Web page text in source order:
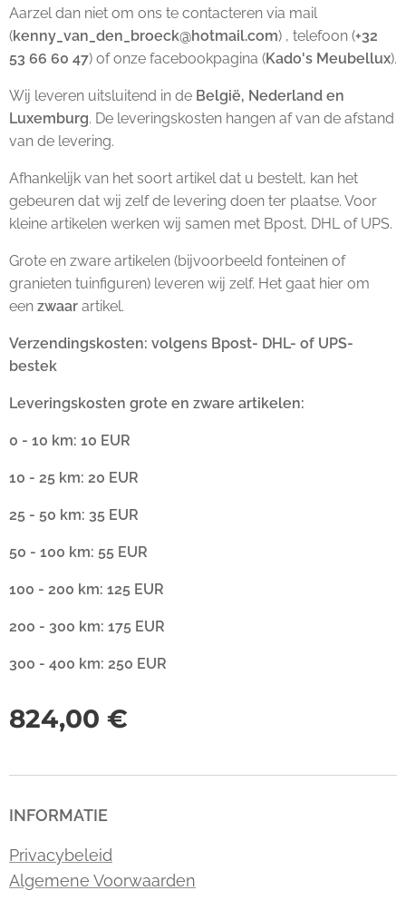
Aarzel dan niet om ons te contacteren via mail
(kenny_van_den_broeck@hotmail.com) , telefoon (+32
53 66 60 47) of onze facebookpagina (Kado's Meubellux).
Wij leveren uitsluitend in de België, Nederland en
Luxemburg. De leveringskosten hangen af van de afstand
van de levering.
Afhankelijk van het soort artikel dat u bestelt, kan het
gebeuren dat wij zelf de levering doen ter plaatse. Voor
kleine artikelen werken wij samen met Bpost, DHL of UPS.
Grote en zware artikelen (bijvoorbeeld fonteinen of
granieten tuinfiguren) leveren wij zelf. Het gaat hier om
een zwaar artikel.
Verzendingskosten: volgens Bpost- DHL- of UPS-
bestek
Leveringskosten grote en zware artikelen:
0 - 10 km: 10 EUR
10 - 25 km: 20 EUR
25 - 50 km: 35 EUR
50 - 100 km: 55 EUR
100 - 200 km: 125 EUR
200 - 300 km: 175 EUR
300 - 400 km: 250 EUR
824,00 €
INFORMATIE
Privacybeleid
Algemene Voorwaarden